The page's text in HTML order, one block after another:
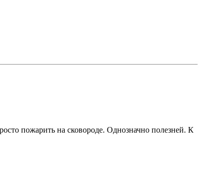
пожарить на сковороде. Однозначно полезней. К